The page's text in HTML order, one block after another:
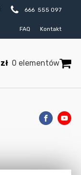
666 555 097
FAQ Kontakt
zł 0 elementów